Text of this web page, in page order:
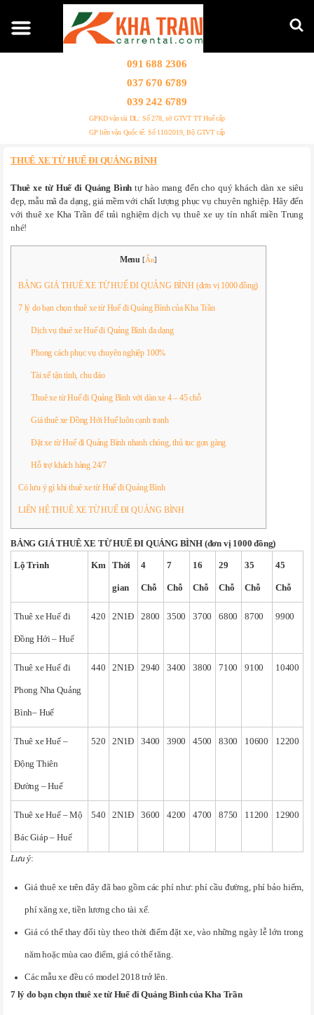
091 688 2306
037 670 6789
039 242 6789
GPKD vận tải DL: Số 278, sở GTVT TT Huế cấp
GP liên vận Quốc tế: Số 110/2019, Bộ GTVT cấp
THUÊ XE TỪ HUẾ ĐI QUẢNG BÌNH
Thuê xe từ Huế đi Quảng Bình tự hào mang đến cho quý khách dàn xe siêu
đẹp, mẫu mã đa dạng, giá mềm với chất lượng phục vụ chuyên nghiệp. Hãy đến
với thuê xe Kha Trần để trải nghiệm dịch vụ thuê xe uy tín nhất miền Trung
nhé!
Menu [Ẩn]
BẢNG GIÁ THUÊ XE TỪ HUẾ ĐI QUẢNG BÌNH (đơn vị 1000 đồng)
7 lý do bạn chọn thuê xe từ Huế đi Quảng Bình của Kha Trần
Dịch vụ thuê xe Huế đi Quảng Bình đa dạng
Phong cách phục vụ chuyên nghiệp 100%
Tài xế tận tình, chu đáo
Thuê xe từ Huế đi Quảng Bình với dàn xe 4 – 45 chỗ
Giá thuê xe Đồng Hới Huế luôn cạnh tranh
Đặt xe từ Huế đi Quảng Bình nhanh chóng, thủ tục gọn gàng
Hỗ trợ khách hàng 24/7
Có lưu ý gì khi thuê xe từ Huế đi Quảng Bình
LIÊN HỆ THUÊ XE TỪ HUẾ ĐI QUẢNG BÌNH
BẢNG GIÁ THUÊ XE TỪ HUẾ ĐI QUẢNG BÌNH (đơn vị 1000 đồng)
Lộ Trình Km Thời
gian
4
Chỗ
7
Chỗ
16
Chỗ
29
Chỗ
35
Chỗ
45
Chỗ
Thuê xe Huế đi
Đồng Hới – Huế
420 2N1Đ 2800 3500 3700 6800 8700 9900
Thuê xe Huế đi
Phong Nha Quảng
Bình– Huế
440 2N1Đ 2940 3400 3800 7100 9100 10400
Thuê xe Huế –
Động Thiên
Đường – Huế
520 2N1Đ 3400 3900 4500 8300 10600 12200
Thuê xe Huế – Mộ
Bác Giáp – Huế
540 2N1Đ 3600 4200 4700 8750 11200 12900
Lưu ý:
Giá thuê xe trên đây đã bao gồm các phí như: phí cầu đường, phí bảo hiểm,
phí xăng xe, tiền lương cho tài xế.
Giá có thể thay đổi tùy theo thời điểm đặt xe, vào những ngày lễ lớn trong
năm hoặc mùa cao điểm, giá có thể tăng.
Các mẫu xe đều có model 2018 trở lên.
7 lý do bạn chọn thuê xe từ Huế đi Quảng Bình của Kha Trần